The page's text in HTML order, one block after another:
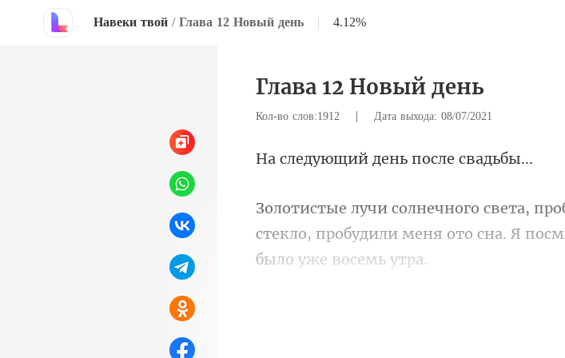
Навеки твой / Глава 12 Новый день | 4.12%
Глава 12 Новый день
Кол-во слов:1912 | Дата выхода: 08/07/2021
й день посл
стекло, пробудили меня ото сна. Я посм